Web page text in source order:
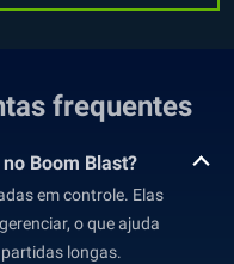
frequentes
Boom Blast?
em controle. Elas
o que ajuda
longas.